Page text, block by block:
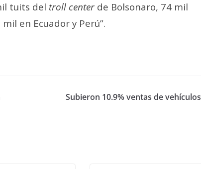
tuits del troll center de Bolsonaro, 74 mil
en Ecuador y Perú”.
Subieron 10.9% ventas de vehículos